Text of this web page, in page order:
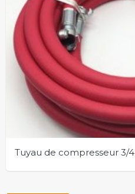
Tuyau de compresseur 3/4